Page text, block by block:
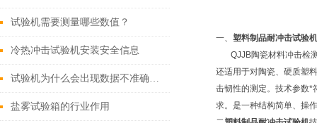
试验机需要测量哪些数值？
冷热冲击试验机安装安全信息
试验机为什么会出现数据不准确的问题
盐雾试验箱的行业作用
一、 塑料制品耐冲击试验机
QJJB陶瓷材料冲击检测
还适用于对陶瓷、硬质塑
击韧性的测定。技术参数*
求。是一种结构简单、操